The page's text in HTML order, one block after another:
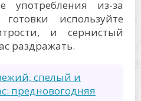
употребления из-за
используйте
и сернистый
раздражать.
спелый и
предновогодняя